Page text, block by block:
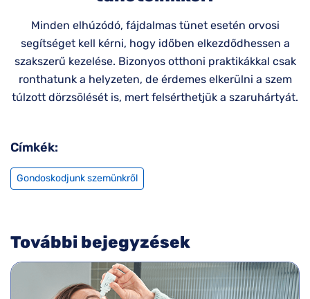
Minden elhúzódó, fájdalmas tünet esetén orvosi
segítséget kell kérni, hogy időben elkezdődhessen a
szakszerű kezelése. Bizonyos otthoni praktikákkal csak
ronthatunk a helyzeten, de érdemes elkerülni a szem
túlzott dörzsölését is, mert felsérthetjük a szaruhártyát.
Címkék:
Gondoskodjunk szemünkről
További bejegyzések